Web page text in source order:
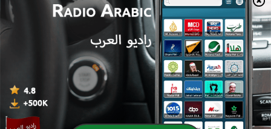
荻上チキ・Session～発信型
ニュース・プロジェクト
E o Resto é História